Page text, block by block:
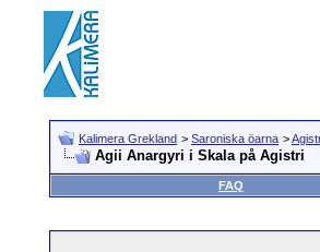
Kalimera Grekland > Saroniska öarna >
Agii Anargyri i Skala på Agistri
FAQ